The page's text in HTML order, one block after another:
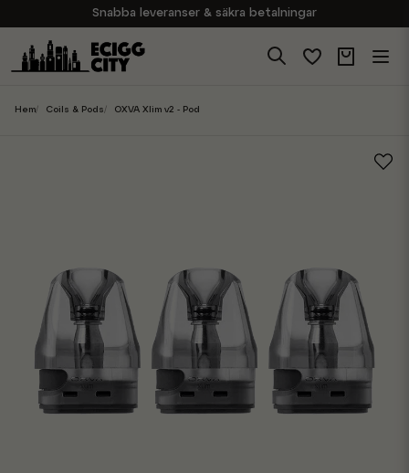
Snabba leveranser & säkra betalningar
Handla i vår butik på Sveavägen
Brett sortiment av produkter
Hem Coils & Pods OXVA Xlim v2 - Pod